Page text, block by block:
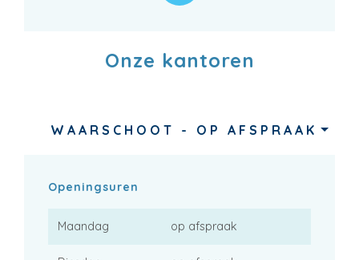
Onze kantoren
WAARSCHOOT - OP AFSPRAAK
Openingsuren
Maandag op afspraak